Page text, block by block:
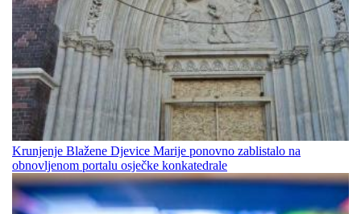
Krunjenje Blažene Djevice Marije ponovno zablistalo na
obnovljenom portalu osječke konkatedrale